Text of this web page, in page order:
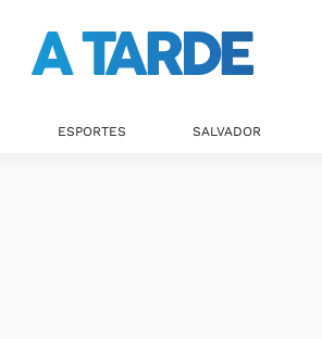
ESPORTES SALVADOR